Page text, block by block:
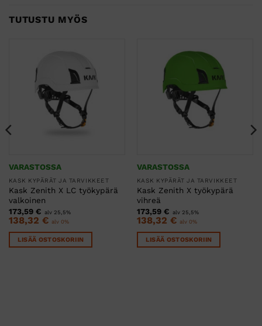
TUTUSTU MYÖS
VARASTOSSA
KASK KYPÄRÄT JA TARVIKKEET
Kask Zenith X LC työkypärä
valkoinen
173,59 € alv 25,5%
138,32 € alv 0%
LISÄÄ OSTOSKORIIN
VARASTOSSA
KASK KYPÄRÄT JA TARVIKKEET
Kask Zenith X työkypärä
vihreä
173,59 € alv 25,5%
138,32 € alv 0%
LISÄÄ OSTOSKORIIN